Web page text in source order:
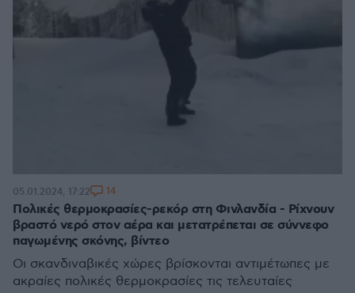
Πολικές θερμοκρασίες-ρεκόρ στη Φινλανδία - Ρίχνουν
βραστό νερό στον αέρα και μετατρέπεται σε σύννεφο
παγωμένης σκόνης, βίντεο
Οι σκανδιναβικές χώρες βρίσκονται αντιμέτωπες με
ακραίες πολικές θερμοκρασίες τις τελευταίες
05.01.2024, 17:22 14